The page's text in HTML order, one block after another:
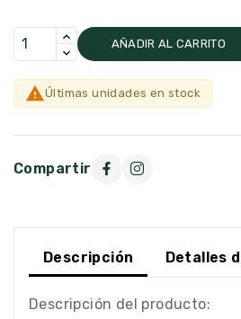
AÑADIR AL CARRITO
Últimas unidades en stock
Compartir
Descripción Detalles
Descripción del producto: